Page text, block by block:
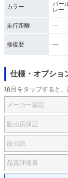
カラー
パー
レー
走行距離 ―
修復歴 ―
仕様・オプショ
項目をタップすると
メーカー認定
販売店保証
改公認
品質評価書